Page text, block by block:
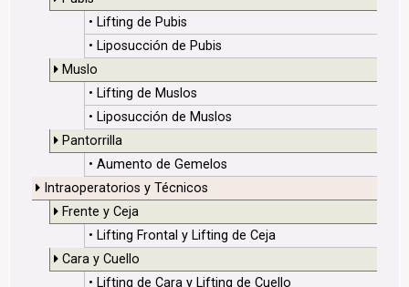
• Lifting de Pubis
• Liposucción de Pubis
Muslo
• Lifting de Muslos
• Liposucción de Muslos
Pantorrilla
• Aumento de Gemelos
Intraoperatorios y Técnicos
Frente y Ceja
• Lifting Frontal y Lifting de Ceja
Cara y Cuello
• Lifting de Cara y Lifting de Cuello